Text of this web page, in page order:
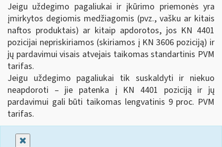
Jeigu uždegimo pagaliukai ir įkūrimo priemonės yra
įmirkytos degiomis medžiagomis (pvz., vašku ar kitais
naftos produktais) ar kitaip apdorotos, jos KN 4401
pozicijai nepriskiriamos (skiriamos į KN 3606 poziciją) ir
jų pardavimui visais atvejais taikomas standartinis PVM
tarifas.
Jeigu uždegimo pagaliukai tik suskaldyti ir niekuo
neapdoroti – jie patenka į KN 4401 poziciją ir jų
pardavimui gali būti taikomas lengvatinis 9 proc. PVM
tarifas.